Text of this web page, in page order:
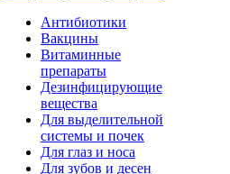
Антибиотики
Вакцины
Витаминные
препараты
Дезинфицирующие
вещества
Для выделительной
системы и почек
Для глаз и носа
Для зубов и десен